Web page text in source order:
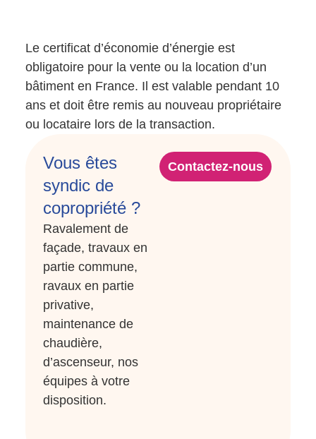
Le certificat d’économie d’énergie est
obligatoire pour la vente ou la location d’un
bâtiment en France. Il est valable pendant 10
ans et doit être remis au nouveau propriétaire
ou locataire lors de la transaction.
Vous êtes
syndic de
copropriété ?
Ravalement de
façade, travaux en
partie commune,
ravaux en partie
privative,
maintenance de
chaudière,
d’ascenseur, nos
équipes à votre
disposition.
Contactez-nous